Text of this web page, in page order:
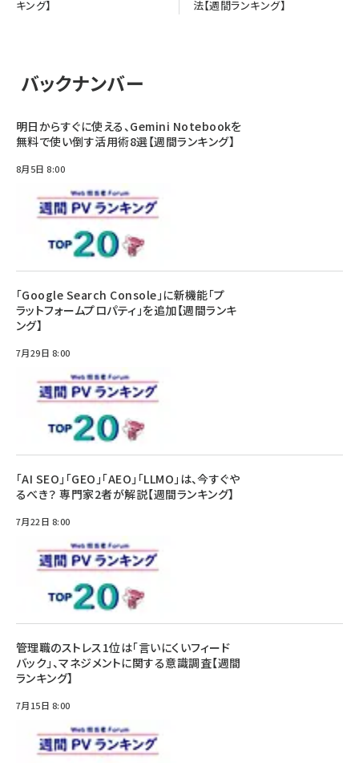
キング】
法【週間ランキング】
バックナンバー
明日からすぐに使える、Gemini Notebookを
無料で使い倒す活用術8選【週間ランキング】
8月5日 8:00
「Google Search Console」に新機能「プ
ラットフォームプロパティ」を追加【週間ランキ
ング】
7月29日 8:00
「AI SEO」「GEO」「AEO」「LLMO」は、今すぐや
るべき？ 専門家2者が解説【週間ランキング】
7月22日 8:00
管理職のストレス1位は「言いにくいフィード
バック」、マネジメントに関する意識調査【週間
ランキング】
7月15日 8:00